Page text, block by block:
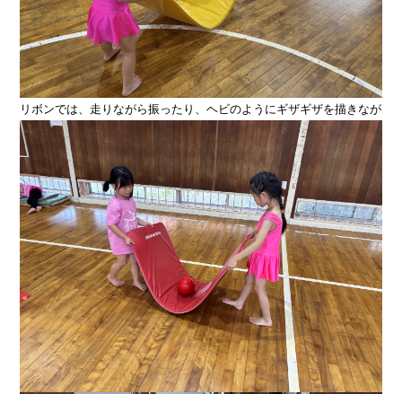
リボンでは、走りながら振ったり、ヘビのよう にギザギザを描きなが